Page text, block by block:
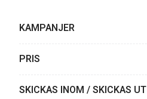
KAMPANJER
PRIS
SKICKAS INOM / SKICKAS UT